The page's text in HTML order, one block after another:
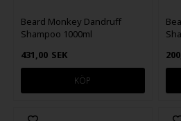
Beard Monkey Dandruff
Shampoo 1000ml
431,00 SEK